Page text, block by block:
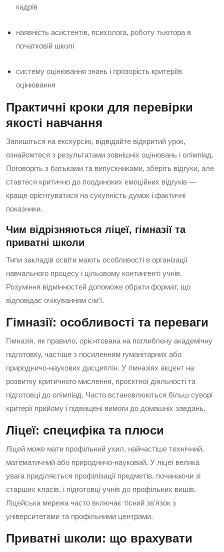
кадрів
наявність асистентів, психолога, роботу тьютора в
початковій школі
систему оцінювання знань і прозорість критеріїв
оцінювання
Практичні кроки для перевірки
якості навчання
Запишіться на екскурсію, відвідайте відкритий урок,
ознайомтеся з результатами зовнішніх оцінювань і олімпіад.
Поговоріть з батьками та випускниками, зберіть відгуки, але
ставтеся критично до поодиноких емоційних відгуків —
краще орієнтуватися на сукупність думок і фактичні
показники.
Чим відрізняються ліцеї, гімназії та
приватні школи
Типи закладів освіти мають особливості в організації
навчального процесу і цільовому контингенті учнів.
Розуміння відмінностей допоможе обрати формат, що
відповідає очікуванням сім'ї.
Гімназії: особливості та переваги
Гімназія, як правило, орієнтована на поглиблену академічну
підготовку, частіше з посиленням гуманітарних або
природничо-наукових дисциплін. У гімназіях акцент на
розвитку критичного мислення, проєктної діяльності та
підготовці до олімпіад. Часто встановлюються більш суворі
критерії прийому і підвищені вимоги до домашніх завдань.
Ліцеї: специфіка та плюси
Ліцей може мати профільний ухил, найчастіше технічний,
математичний або природничо-науковий. У ліцеї велика
увага приділяється профілізації предметів, починаючи зі
старших класів, і підготовці учнів до профільних вишів.
Ліцейська мережа часто включає тісний зв'язок з
університетами та профільними центрами.
Приватні школи: що врахувати